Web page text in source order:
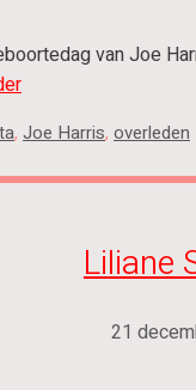
van Joe
, Joe Harris, overleden
Liliane
21